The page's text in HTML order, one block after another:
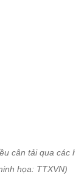
cử như
dung lượng